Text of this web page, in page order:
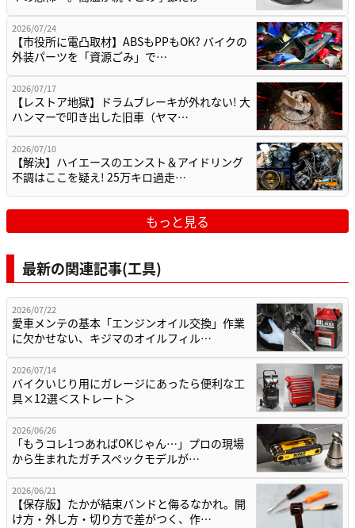
2026/07/24
【市役所に電凸取材】ABSもPPもOK? バイクの
外装パーツを「資源ごみ」で…
2026/07/17
【レストア地獄】ドラムブレーキが外れない! 大
ハンマーで叩き出した旧車（ヤマ…
2026/07/10
【解決】ハイエースのエンスト＆アイドリング
不調はここを疑え! 25万キロ過走…
もっと見る
最新の関連記事(工具)
2026/07/22
愛車メンテの基本「エンジンオイル交換」作業
に欠かせない、キジマのオイルフィル…
2026/07/14
バイクいじり用にガレージにあったら便利な工
具×12選＜ストレート＞
2026/06/26
「もうコレ1つあればOKじゃん…」プロの現場
から生まれたガチスペックモデルが…
2026/06/21
【保存版】たかが結束バンドと侮るなかれ。開
け方・外し方・切り方で差がつく、作…